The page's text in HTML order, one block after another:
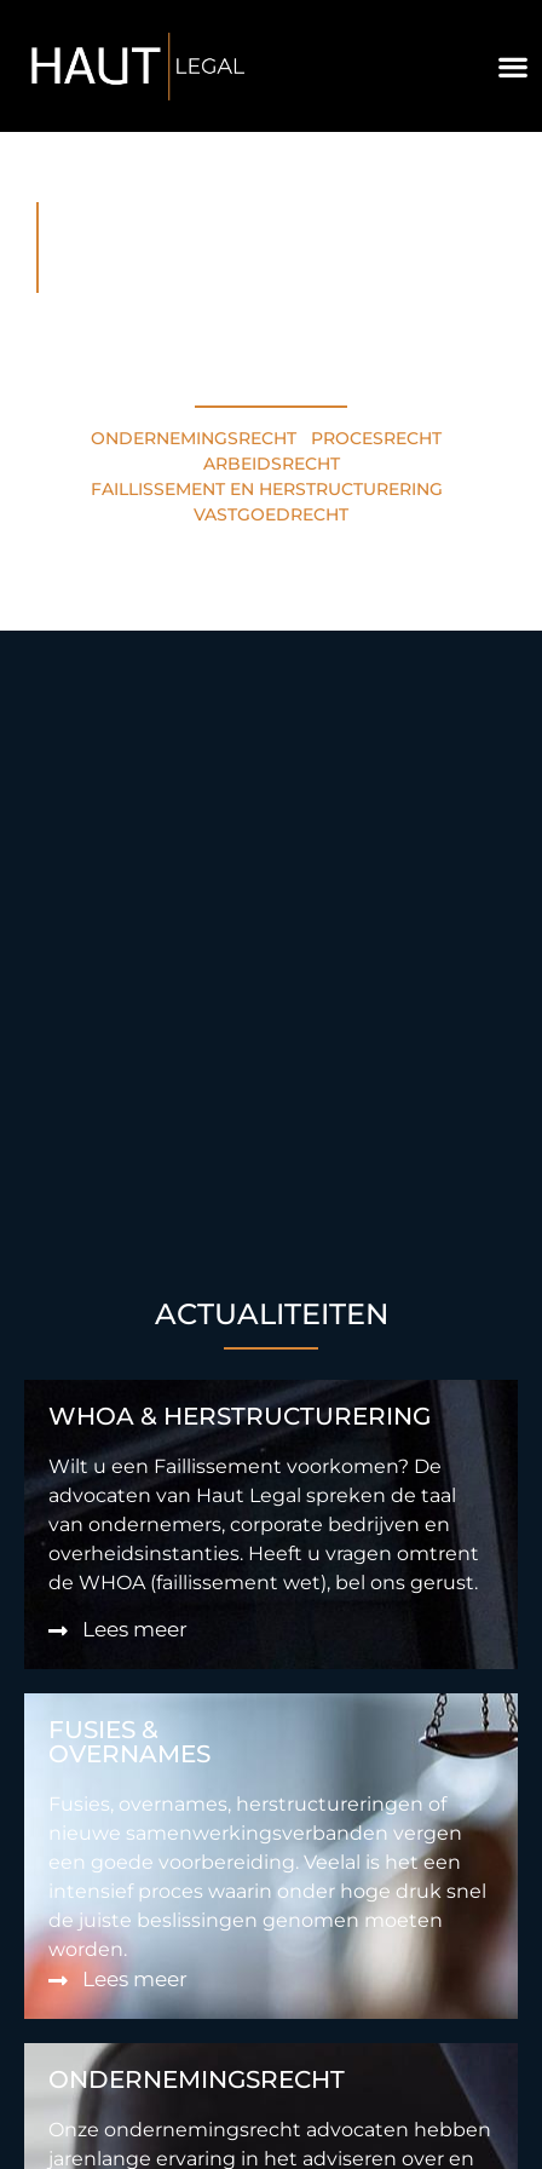
ONDERNEMINGSRECHT• PROCESRECHT•
ARBEIDSRECHT
FAILLISSEMENT EN HERSTRUCTURERING
VASTGOEDRECHT
ACTUALITEITEN
WHOA & HERSTRUCTURERING
Wilt u een Faillissement voorkomen? De
advocaten van Haut Legal spreken de taal
van ondernemers, corporate bedrijven en
overheidsinstanties. Heeft u vragen omtrent
de WHOA (faillissement wet), bel ons gerust.
Lees meer
FUSIES &
OVERNAMES
Fusies, overnames, herstructureringen of
nieuwe samenwerkingsverbanden vergen
een goede voorbereiding. Veelal is het een
intensief proces waarin onder hoge druk snel
de juiste beslissingen genomen moeten
worden.
Lees meer
ONDERNEMINGSRECHT
Onze ondernemingsrecht advocaten hebben
jarenlange ervaring in het adviseren over en